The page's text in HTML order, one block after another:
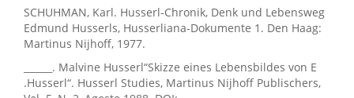
SCHUHMAN, Karl. Husserl-Chronik, Denk und Lebensweg
Edmund Husserls, Husserliana-Dokumente 1. Den Haag:
Martinus Nijhoff, 1977.
______. Malvine Husserl“Skizze eines Lebensbildes von E
.Husserl“. Husserl Studies, Martinus Nijhoff Publischers,